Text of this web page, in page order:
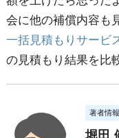
会に他の補償内容も
一括見積もりサービ
の見積もり結果を比
著者情報